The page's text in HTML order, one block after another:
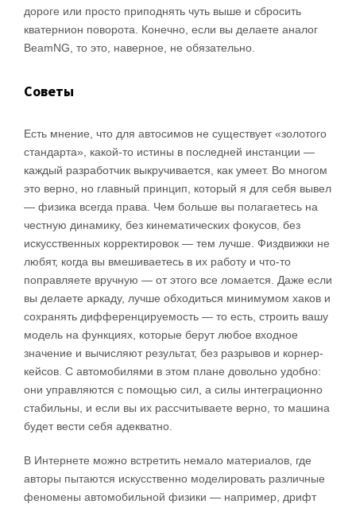
дороге или просто приподнять чуть выше и сбросить
кватернион поворота. Конечно, если вы делаете аналог
BeamNG, то это, наверное, не обязательно.
Советы
Есть мнение, что для автосимов не существует «золотого
стандарта», какой-то истины в последней инстанции —
каждый разработчик выкручивается, как умеет. Во многом
это верно, но главный принцип, который я для себя вывел
— физика всегда права. Чем больше вы полагаетесь на
честную динамику, без кинематических фокусов, без
искусственных корректировок — тем лучше. Физдвижки не
любят, когда вы вмешиваетесь в их работу и что-то
поправляете вручную — от этого все ломается. Даже если
вы делаете аркаду, лучше обходиться минимумом хаков и
сохранять дифференцируемость — то есть, строить вашу
модель на функциях, которые берут любое входное
значение и вычисляют результат, без разрывов и корнер-
кейсов. С автомобилями в этом плане довольно удобно:
они управляются с помощью сил, а силы интеграционно
стабильны, и если вы их рассчитываете верно, то машина
будет вести себя адекватно.
В Интернете можно встретить немало материалов, где
авторы пытаются искусственно моделировать различные
феномены автомобильной физики — например, дрифт